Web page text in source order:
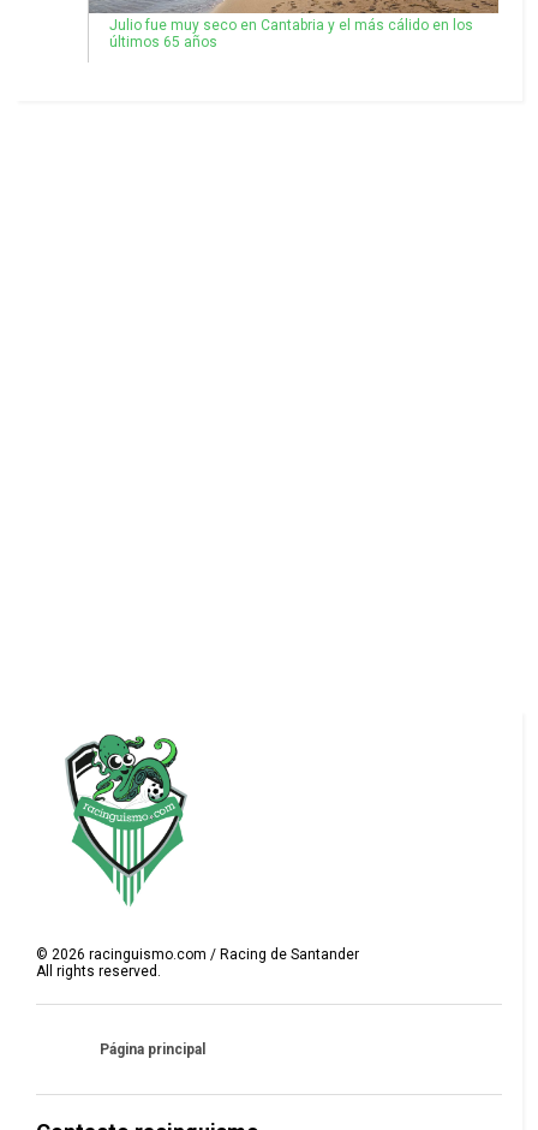
Julio fue muy seco en Cantabria y el más cálido en los
últimos 65 años
© 2026 racinguismo.com / Racing de Santander
All rights reserved.
Página principal